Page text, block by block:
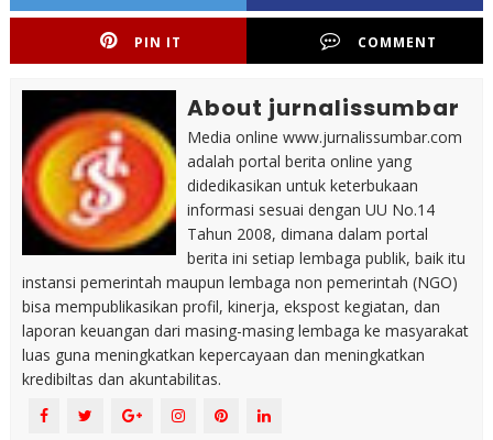
PIN IT COMMENT
About jurnalissumbar
Media online www.jurnalissumbar.com
adalah portal berita online yang
didedikasikan untuk keterbukaan
informasi sesuai dengan UU No.14
Tahun 2008, dimana dalam portal
berita ini setiap lembaga publik, baik itu
instansi pemerintah maupun lembaga non pemerintah (NGO)
bisa mempublikasikan profil, kinerja, ekspost kegiatan, dan
laporan keuangan dari masing-masing lembaga ke masyarakat
luas guna meningkatkan kepercayaan dan meningkatkan
kredibiltas dan akuntabilitas.